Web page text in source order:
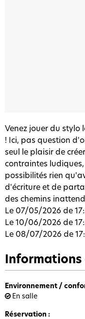
Venez jouer du stylo
! Ici, pas question
seul le plaisir de
contraintes
possibilités rien
d'écriture et de
des chemins
Le 07/05/2026 de
Le 10/06/2026 de
Le 08/07/2026 de
Informations
Environnement /
En salle
Réservation :